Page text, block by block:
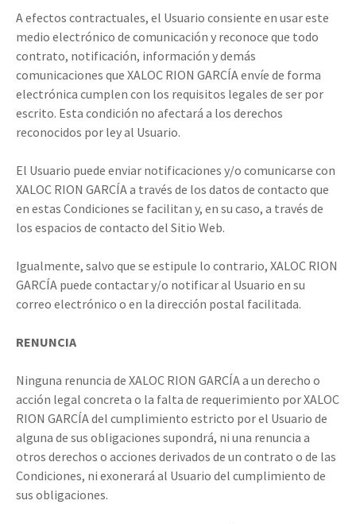
A efectos contractuales, el Usuario consiente en usar este
medio electrónico de comunicación y reconoce que todo
contrato, notificación, información y demás
comunicaciones que XALOC RION GARCÍA envíe de forma
electrónica cumplen con los requisitos legales de ser por
escrito. Esta condición no afectará a los derechos
reconocidos por ley al Usuario.
El Usuario puede enviar notificaciones y/o comunicarse con
XALOC RION GARCÍA a través de los datos de contacto que
en estas Condiciones se facilitan y, en su caso, a través de
los espacios de contacto del Sitio Web.
Igualmente, salvo que se estipule lo contrario, XALOC RION
GARCÍA puede contactar y/o notificar al Usuario en su
correo electrónico o en la dirección postal facilitada.
RENUNCIA
Ninguna renuncia de XALOC RION GARCÍA a un derecho o
acción legal concreta o la falta de requerimiento por XALOC
RION GARCÍA del cumplimiento estricto por el Usuario de
alguna de sus obligaciones supondrá, ni una renuncia a
otros derechos o acciones derivados de un contrato o de las
Condiciones, ni exonerará al Usuario del cumplimiento de
sus obligaciones.